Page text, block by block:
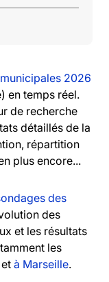
2026
en temps réel.
de recherche
détaillés de la
répartition
plus encore...
des
des
et les résultats
les
et à Marseille.